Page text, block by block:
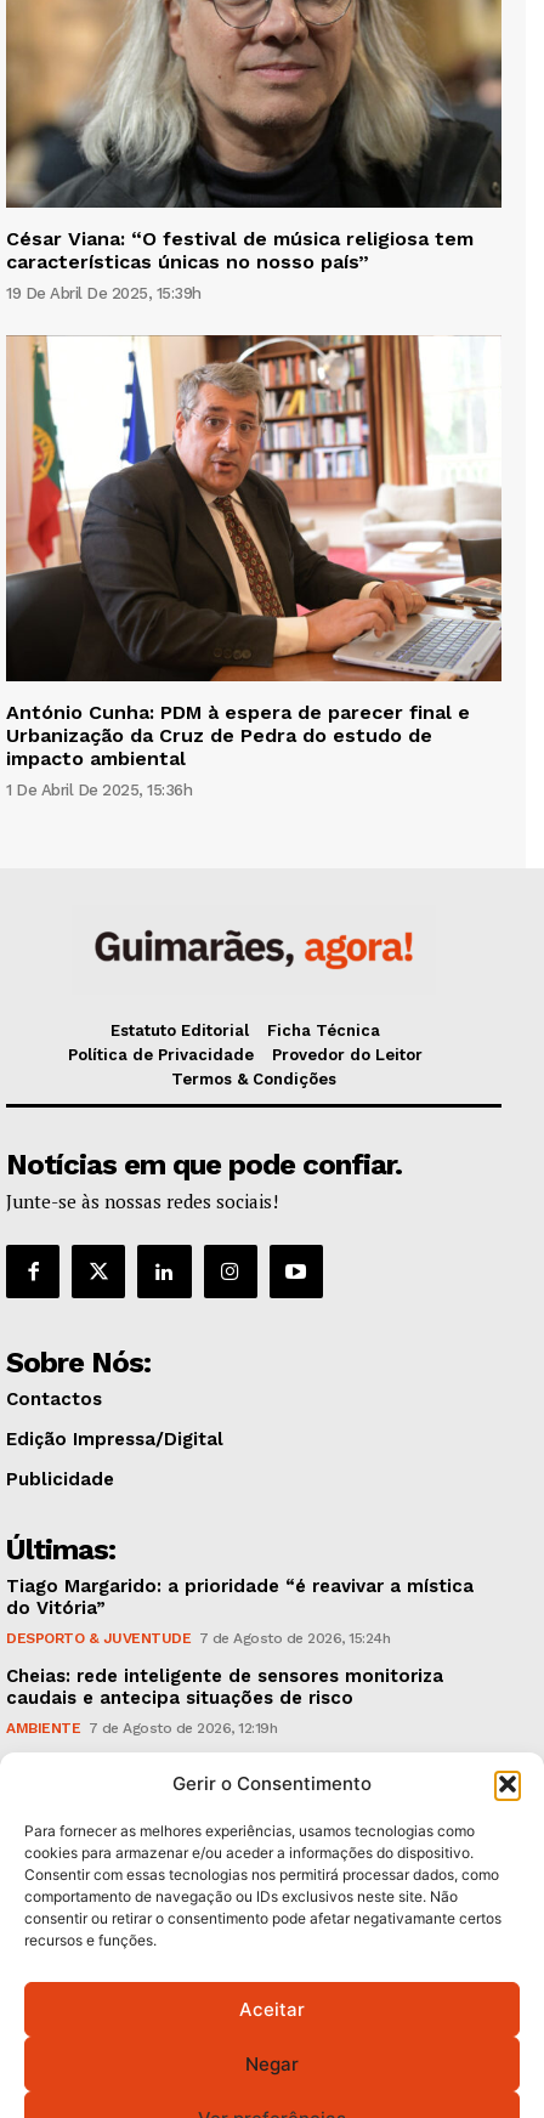
Gerir o Consentimento
Para fornecer as melhores experiências, usamos tecnologias como
cookies para armazenar e/ou aceder a informações do dispositivo.
Consentir com essas tecnologias nos permitirá processar dados, como
comportamento de navegação ou IDs exclusivos neste site. Não
consentir ou retirar o consentimento pode afetar negativamante certos
recursos e funções.
Aceitar
Negar
César Viana: “O festival de música religiosa tem
características únicas no nosso país”
19 De Abril De 2025, 15:39h
António Cunha: PDM à espera de parecer final e
Urbanização da Cruz de Pedra do estudo de
impacto ambiental
1 De Abril De 2025, 15:36h
Estatuto Editorial
Ficha Técnica
Política de Privacidade
Provedor do Leitor
Termos & Condições
Notícias em que pode confiar.
Junte-se às nossas redes sociais!
Sobre Nós:
Contactos
Edição Impressa/Digital
Publicidade
Últimas:
Tiago Margarido: a prioridade “é reavivar a mística
do Vitória”
DESPORTO & JUVENTUDE 7 de Agosto de 2026, 15:24h
Cheias: rede inteligente de sensores monitoriza
caudais e antecipa situações de risco
AMBIENTE 7 de Agosto de 2026, 12:19h
Subscreva Newsletter:
QUERO ADERIR
Política de Privacidade